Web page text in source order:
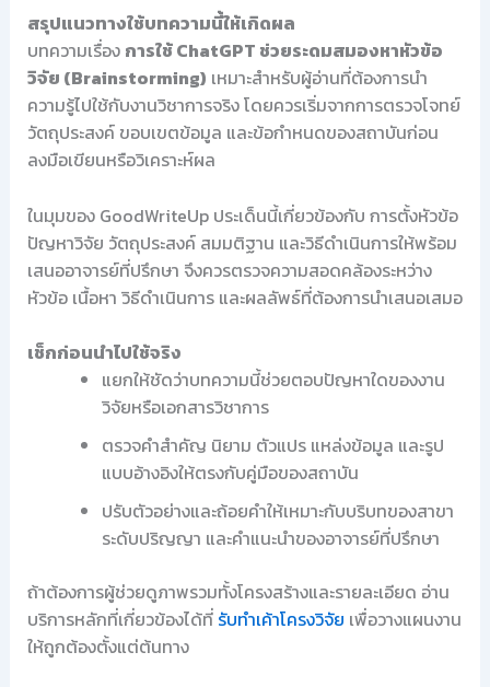
สรุปแนวทางใช้บทความนี้ให้เกิดผล
บทความเรื่อง การใช้ ChatGPT ช่วยระดมสมองหาหัวข้อ
วิจัย (Brainstorming) เหมาะสำหรับผู้อ่านที่ต้องการนำ
ความรู้ไปใช้กับงานวิชาการจริง โดยควรเริ่มจากการตรวจโจทย์
วัตถุประสงค์ ขอบเขตข้อมูล และข้อกำหนดของสถาบันก่อน
ลงมือเขียนหรือวิเคราะห์ผล
ในมุมของ GoodWriteUp ประเด็นนี้เกี่ยวข้องกับ การตั้งหัวข้อ
ปัญหาวิจัย วัตถุประสงค์ สมมติฐาน และวิธีดำเนินการให้พร้อม
เสนออาจารย์ที่ปรึกษา จึงควรตรวจความสอดคล้องระหว่าง
หัวข้อ เนื้อหา วิธีดำเนินการ และผลลัพธ์ที่ต้องการนำเสนอเสมอ
เช็กก่อนนำไปใช้จริง
แยกให้ชัดว่าบทความนี้ช่วยตอบปัญหาใดของงาน
วิจัยหรือเอกสารวิชาการ
ตรวจคำสำคัญ นิยาม ตัวแปร แหล่งข้อมูล และรูป
แบบอ้างอิงให้ตรงกับคู่มือของสถาบัน
ปรับตัวอย่างและถ้อยคำให้เหมาะกับบริบทของสาขา
ระดับปริญญา และคำแนะนำของอาจารย์ที่ปรึกษา
ถ้าต้องการผู้ช่วยดูภาพรวมทั้งโครงสร้างและรายละเอียด อ่าน
บริการหลักที่เกี่ยวข้องได้ที่ รับทำเค้าโครงวิจัย เพื่อวางแผนงาน
ให้ถูกต้องตั้งแต่ต้นทาง